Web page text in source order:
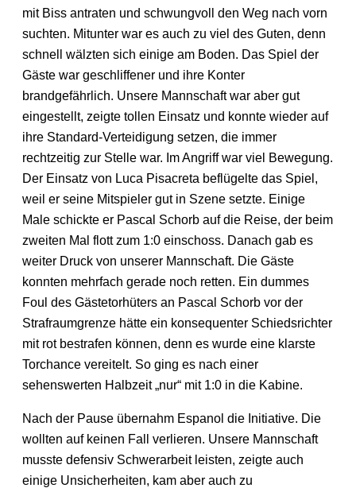
mit Biss antraten und schwungvoll den Weg nach vorn
suchten. Mitunter war es auch zu viel des Guten, denn
schnell wälzten sich einige am Boden. Das Spiel der
Gäste war geschliffener und ihre Konter
brandgefährlich. Unsere Mannschaft war aber gut
eingestellt, zeigte tollen Einsatz und konnte wieder auf
ihre Standard-Verteidigung setzen, die immer
rechtzeitig zur Stelle war. Im Angriff war viel Bewegung.
Der Einsatz von Luca Pisacreta beflügelte das Spiel,
weil er seine Mitspieler gut in Szene setzte. Einige
Male schickte er Pascal Schorb auf die Reise, der beim
zweiten Mal flott zum 1:0 einschoss. Danach gab es
weiter Druck von unserer Mannschaft. Die Gäste
konnten mehrfach gerade noch retten. Ein dummes
Foul des Gästetorhüters an Pascal Schorb vor der
Strafraumgrenze hätte ein konsequenter Schiedsrichter
mit rot bestrafen können, denn es wurde eine klarste
Torchance vereitelt. So ging es nach einer
sehenswerten Halbzeit „nur“ mit 1:0 in die Kabine.
Nach der Pause übernahm Espanol die Initiative. Die
wollten auf keinen Fall verlieren. Unsere Mannschaft
musste defensiv Schwerarbeit leisten, zeigte auch
einige Unsicherheiten, kam aber auch zu